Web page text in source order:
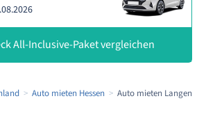
All-Inclusive-Paket vergleichen
Auto mieten Hessen Auto mieten Langen